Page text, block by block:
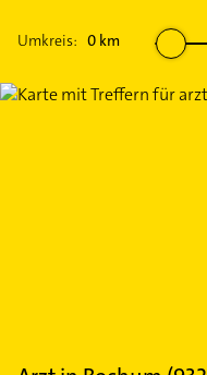
Umkreis: 0 km